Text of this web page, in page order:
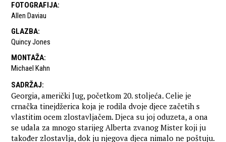
FOTOGRAFIJA:
Allen Daviau
GLAZBA:
Quincy Jones
MONTAŽA:
Michael Kahn
SADRŽAJ:
Georgia, američki Jug, početkom 20. stoljeća. Celie je
crnačka tinejdžerica koja je rodila dvoje djece začetih s
vlastitim ocem zlostavljačem. Djeca su joj oduzeta, a ona
se udala za mnogo starijeg Alberta zvanog Mister koji ju
također zlostavlja, dok ju njegova djeca nimalo ne poštuju.